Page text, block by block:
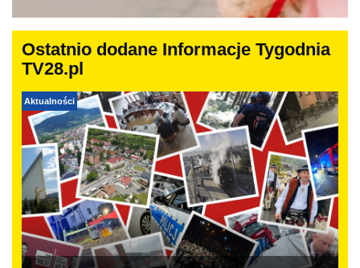
Ostatnio dodane Informacje Tygodnia
TV28.pl
Aktualności